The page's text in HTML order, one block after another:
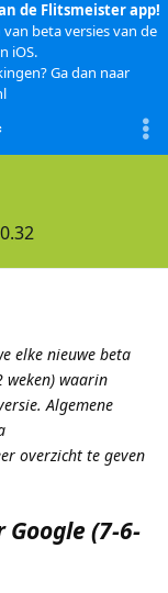
de Flitsmeister app!
beta versies van de
iOS.
Ga dan naar
elke nieuwe beta
weken) waarin
Algemene
overzicht te geven
(7-6-